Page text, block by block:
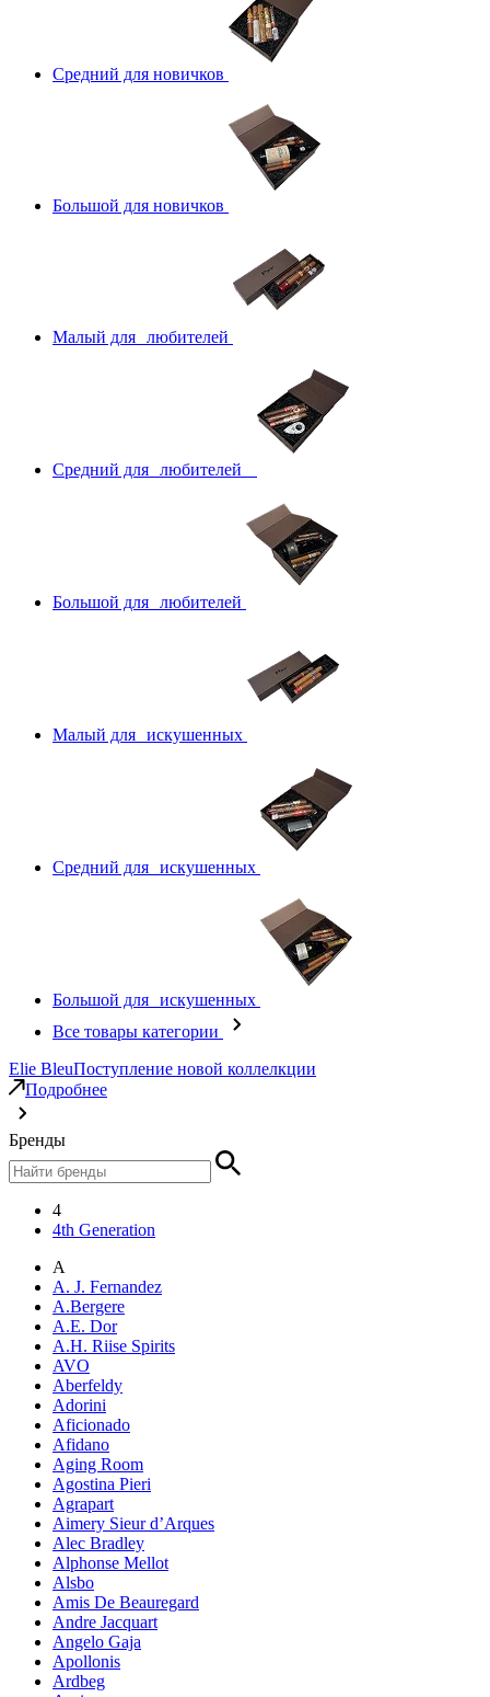
Средний для новичков
Большой для новичков
Малый для любителей
Средний для любителей
Большой для любителей
Малый для искушенных
Средний для искушенных
Большой для искушенных
Все товары категории
Elie BleuПоступление новой коллелкции
Подробнее
Бренды
4
4th Generation
A
A. J. Fernandez
A.Bergere
A.E. Dor
A.H. Riise Spirits
AVO
Aberfeldy
Adorini
Aficionado
Afidano
Aging Room
Agostina Pieri
Agrapart
Aimery Sieur d’Arques
Alec Bradley
Alphonse Mellot
Alsbo
Amis De Beauregard
Andre Jacquart
Angelo Gaja
Apollonis
Ardbeg